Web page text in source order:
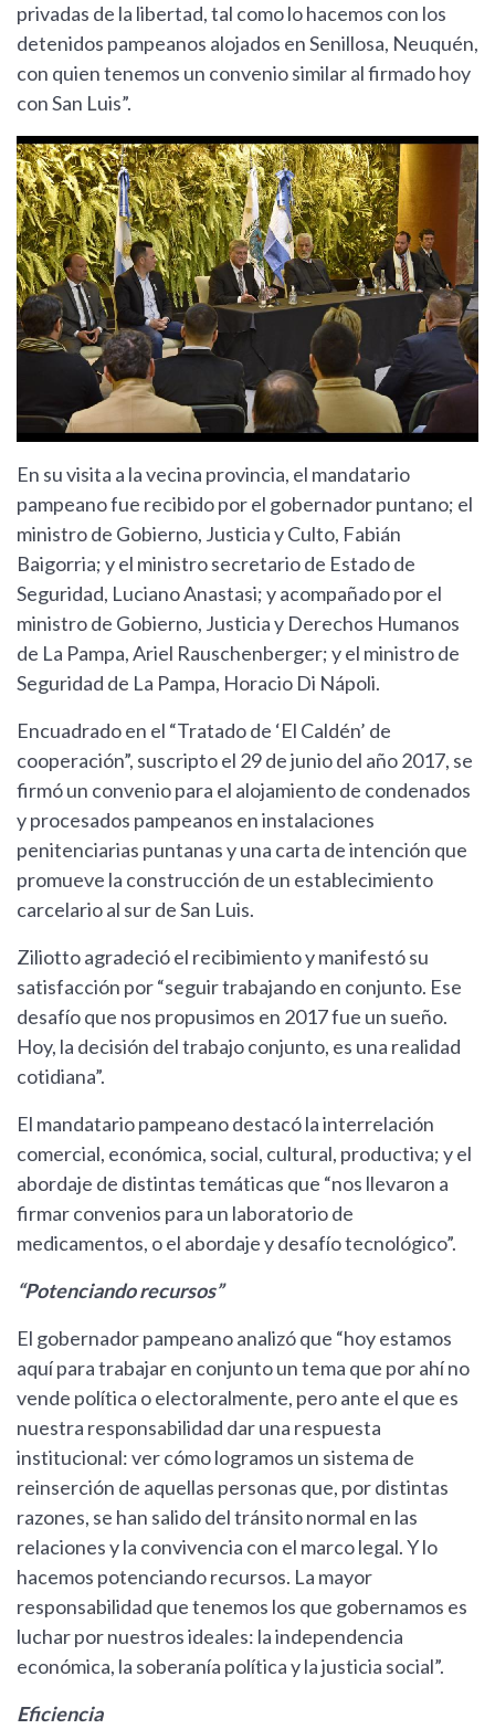
privadas de la libertad, tal como lo hacemos con los
detenidos pampeanos alojados en Senillosa, Neuquén,
con quien tenemos un convenio similar al firmado hoy
con San Luis”.
En su visita a la vecina provincia, el mandatario
pampeano fue recibido por el gobernador puntano; el
ministro de Gobierno, Justicia y Culto, Fabián
Baigorria; y el ministro secretario de Estado de
Seguridad, Luciano Anastasi; y acompañado por el
ministro de Gobierno, Justicia y Derechos Humanos
de La Pampa, Ariel Rauschenberger; y el ministro de
Seguridad de La Pampa, Horacio Di Nápoli.
Encuadrado en el “Tratado de ‘El Caldén’ de
cooperación”, suscripto el 29 de junio del año 2017, se
firmó un convenio para el alojamiento de condenados
y procesados pampeanos en instalaciones
penitenciarias puntanas y una carta de intención que
promueve la construcción de un establecimiento
carcelario al sur de San Luis.
Ziliotto agradeció el recibimiento y manifestó su
satisfacción por “seguir trabajando en conjunto. Ese
desafío que nos propusimos en 2017 fue un sueño.
Hoy, la decisión del trabajo conjunto, es una realidad
cotidiana”.
El mandatario pampeano destacó la interrelación
comercial, económica, social, cultural, productiva; y el
abordaje de distintas temáticas que “nos llevaron a
firmar convenios para un laboratorio de
medicamentos, o el abordaje y desafío tecnológico”.
“Potenciando recursos”
El gobernador pampeano analizó que “hoy estamos
aquí para trabajar en conjunto un tema que por ahí no
vende política o electoralmente, pero ante el que es
nuestra responsabilidad dar una respuesta
institucional: ver cómo logramos un sistema de
reinserción de aquellas personas que, por distintas
razones, se han salido del tránsito normal en las
relaciones y la convivencia con el marco legal. Y lo
hacemos potenciando recursos. La mayor
responsabilidad que tenemos los que gobernamos es
luchar por nuestros ideales: la independencia
económica, la soberanía política y la justicia social”.
Eficiencia